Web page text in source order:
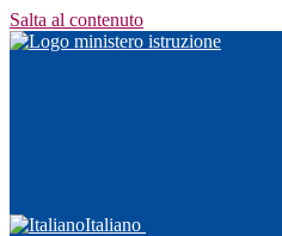
Salta al contenuto
Italiano